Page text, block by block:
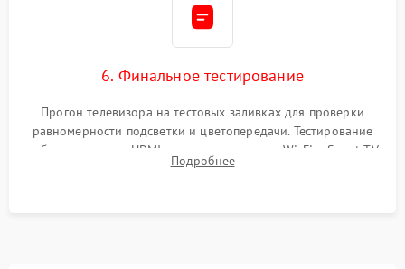
6. Финальное тестирование
Прогон телевизора на тестовых заливках для проверки
равномерности подсветки и цветопередачи. Тестирование
работы разъемов HDMI, динамиков, модуля Wi-Fi и Smart TV
в рабочем режиме в течение нескольких часов.
Подробнее